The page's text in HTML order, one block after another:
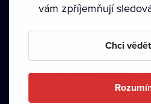
Podmínky používání • Ochrana
• Autorská
vám zpříjemňují
Chci